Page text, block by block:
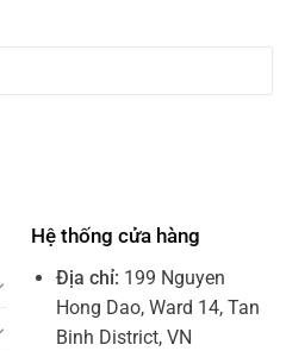
Hệ thống cửa hàng
Địa chỉ: 199 Nguyen
Hong Dao, Ward 14, Tan
Binh District, VN